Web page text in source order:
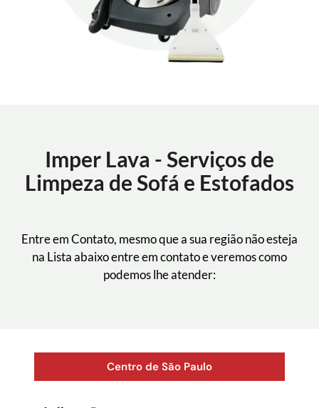
Imper Lava - Serviços de
Limpeza de Sofá e Estofados
Entre em Contato, mesmo que a sua região não esteja
na Lista abaixo entre em contato e veremos como
podemos lhe atender:
Centro de São Paulo